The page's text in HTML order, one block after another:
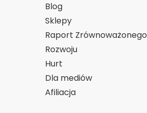
Blog
Sklepy
Raport Zrównoważonego
Rozwoju
Hurt
Dla mediów
Afiliacja